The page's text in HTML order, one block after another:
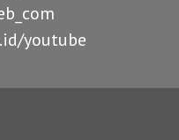
youtube